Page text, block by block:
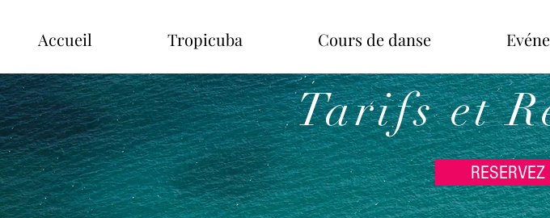
Accueil Tropicuba Cours de danse
Tarifs et